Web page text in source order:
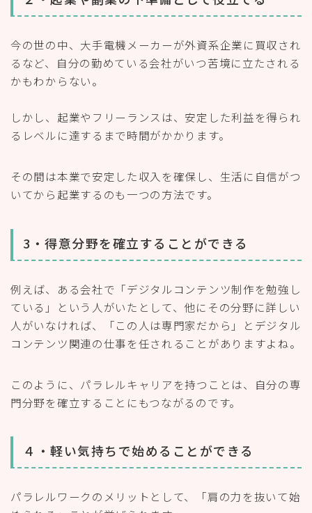
今の世の中、大手電機メーカーが外資系企業に買収され
るなど、自分の勤めている会社がいつ苦境に立たされる
かもわからない。
しかし、起業やフリーランスは、安定した利益を得られ
るレベルに達するまで時間がかかります。
その間は本業で安定した収入を確保し、生活に自信がつ
いてから起業するのも一つの方法です。
3・得意分野を確立することができる
例えば、ある会社で「デジタルコンテンツ制作を勉強し
ている」という人がいたとして、他にその分野に詳しい
人がいなければ、「この人は専門家だから」とデジタル
コンテンツ関連の仕事を任されることがありますよね。
このように、パラレルキャリアを持つことは、自分の専
門分野を確立することにもつながるのです。
４・軽い気持ちで始めることができる
パラレルワークのメリットとして、「肩の力を抜いて始